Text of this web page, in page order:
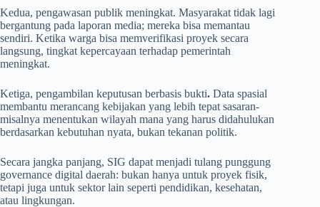
Kedua, pengawasan publik meningkat. Masyarakat tidak lagi
bergantung pada laporan media; mereka bisa memantau
sendiri. Ketika warga bisa memverifikasi proyek secara
langsung, tingkat kepercayaan terhadap pemerintah
meningkat.
Ketiga, pengambilan keputusan berbasis bukti. Data spasial
membantu merancang kebijakan yang lebih tepat sasaran-
misalnya menentukan wilayah mana yang harus didahulukan
berdasarkan kebutuhan nyata, bukan tekanan politik.
Secara jangka panjang, SIG dapat menjadi tulang punggung
governance digital daerah: bukan hanya untuk proyek fisik,
tetapi juga untuk sektor lain seperti pendidikan, kesehatan,
atau lingkungan.